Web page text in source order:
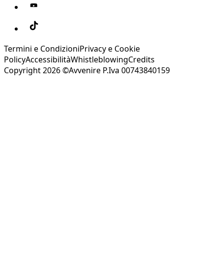
Termini e CondizioniPrivacy e Cookie
PolicyAccessibilitàWhistleblowingCredits
Copyright 2026 ©Avvenire P.Iva 00743840159